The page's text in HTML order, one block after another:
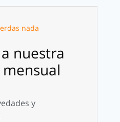
nada
nuestra
y